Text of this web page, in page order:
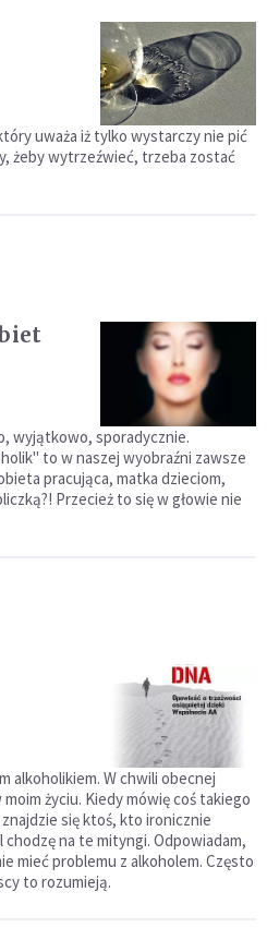
uważa iż tylko wystarczy nie pić
żeby wytrzeźwieć, trzeba zostać
wyjątkowo, sporadycznie.
to w naszej wyobraźni zawsze
pracująca, matka dzieciom,
Przecież to się w głowie nie
alkoholikiem. W chwili obecnej
życiu. Kiedy mówię coś takiego
się ktoś, kto ironicznie
na te mityngi. Odpowiadam,
mieć problemu z alkoholem. Często
to rozumieją.